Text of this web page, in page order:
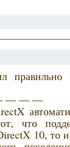
правильно
— — —
что
10, то и